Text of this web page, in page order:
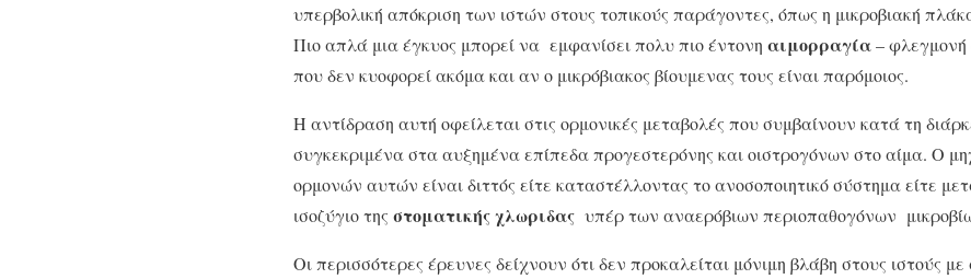
υπερβολική απόκριση των ιστών στους τοπικούς παράγοντες, όπως η μικροβιακή
Πιο απλά μια έγκυος μπορεί να εμφανίσει πολυ πιο έντονη αιμορραγία– φλεγμονή
που δεν κυοφορεί ακόμα και αν ο μικρόβιακος βίουμενας τους είναι παρόμοιος.
Η αντίδραση αυτή οφείλεται στις ορμονικές μεταβολές που συμβαίνουν κατά τη
συγκεκριμένα στα αυξημένα επίπεδα προγεστερόνης και οιστρογόνων στο αίμα. Ο
ορμονών αυτών είναι διττός είτε καταστέλλοντας το ανοσοποιητικό σύστημα είτε
ισοζύγιο της στοματικής χλωριδας υπέρ των αναερόβιων περιοπαθογόνων
Οι περισσότερες έρευνες δείχνουν ότι δεν προκαλείται μόνιμη βλάβη στους ιστούς